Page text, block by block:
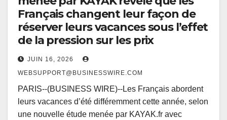
Français changent leur façon de
réserver leurs vacances sous l’effet
de la pression sur les prix
JUIN 16, 2026
WEBSUPPORT@BUSINESSWIRE.COM
PARIS--(BUSINESS WIRE)--Les Français abordent
leurs vacances d’été différemment cette année, selon
une nouvelle étude menée par KAYAK.fr avec